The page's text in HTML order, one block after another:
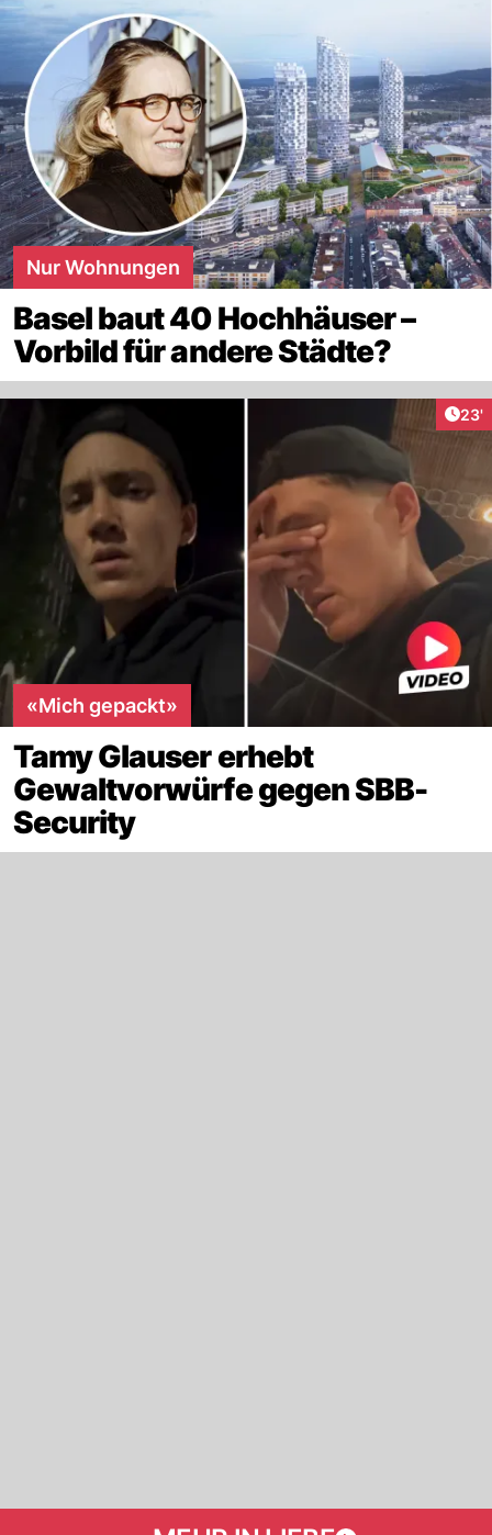
Nur Wohnungen
Basel baut 40 Hochhäuser –
Vorbild für andere Städte?
23'
«Mich gepackt»
Tamy Glauser erhebt
Gewaltvorwürfe gegen SBB-
Security